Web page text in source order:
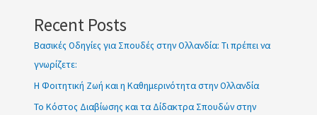
Recent Posts
Βασικές Οδηγίες για Σπουδές στην Ολλανδία: Τι πρέπει να
γνωρίζετε:
Η Φοιτητική Ζωή και η Καθημερινότητα στην Ολλανδία
Το Κόστος Διαβίωσης και τα Δίδακτρα Σπουδών στην